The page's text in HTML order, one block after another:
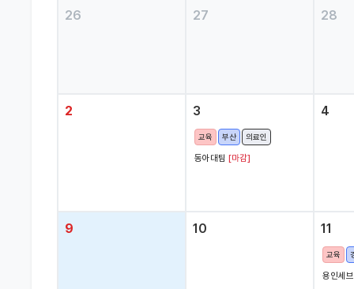
26 27 28
2 3
교육 부산 의료인
동아대팀 [마감]
4
9 10 11
교육
용인세